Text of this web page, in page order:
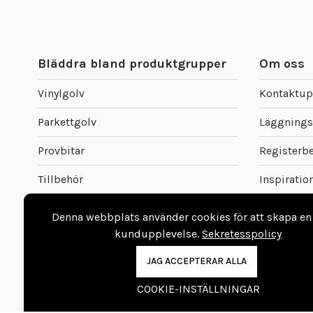
Bläddra bland produktgrupper
Vinylgolv
Parkettgolv
Provbitar
Tillbehör
Om oss
Företaget
Denna webbplats använder cookies för att skapa
kundupplevelse.Sekretesspolicy
JAG ACCEPTERAR ALLA
COOKIE-INSTÄLLNINGAR